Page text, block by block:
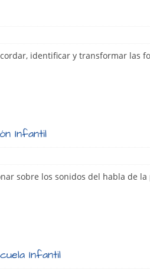
identificar y transformar las
Infantil
sobre los sonidos del habla de la
Infantil